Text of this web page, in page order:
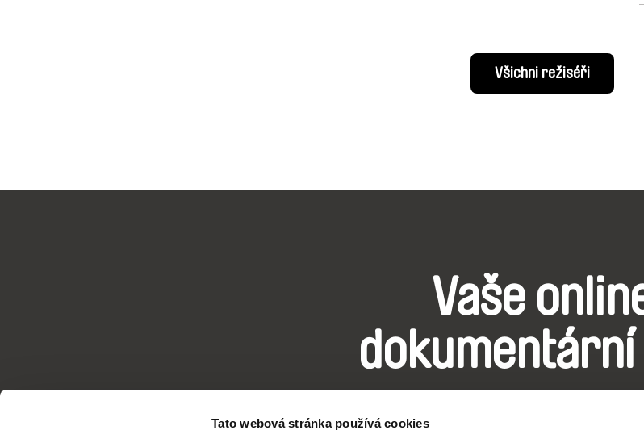
Tato webová stránka používá cookies
Všichni režiséři
Vaše